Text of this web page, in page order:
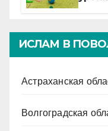
ИСЛАМ В
Астраханская
Волгоградская